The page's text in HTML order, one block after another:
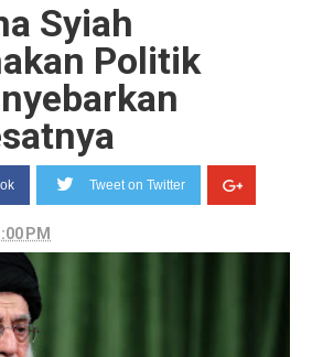
Syiah
Politik
Tweet on Twitter
PM